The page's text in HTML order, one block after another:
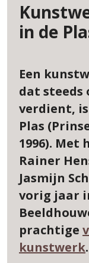
in de
Een
dat steeds
verdient,
Plas
1996).
Rainer
Jasmijn
vorig jaar
prachtige
kunstwerk.